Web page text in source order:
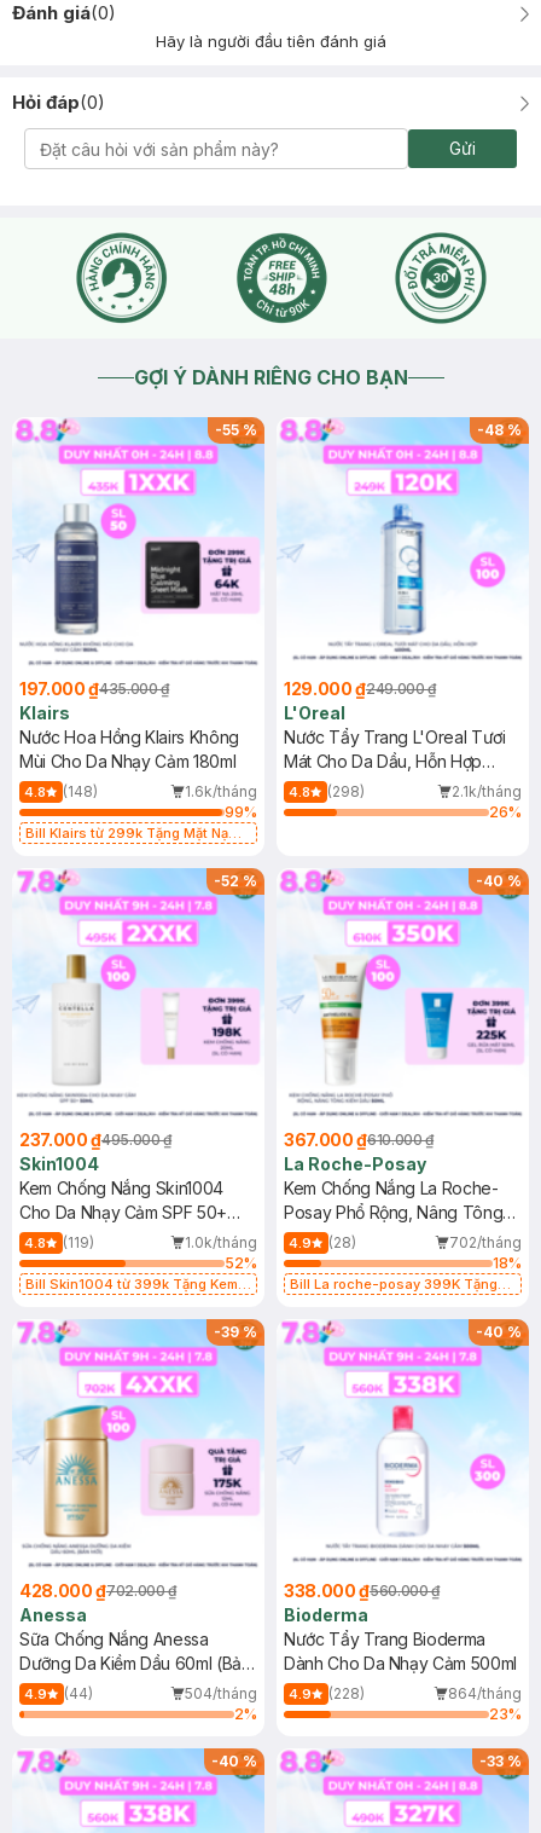
Đánh giá(0)
Hãy là người đầu tiên đánh giá
Hỏi đáp(0)
Gửi
GỢI Ý DÀNH RIÊNG CHO BẠN
-55%
197.000 ₫435.000 ₫
Klairs
Nước Hoa Hồng Klairs Không
Mùi Cho Da Nhạy Cảm 180ml
4.8 (148)
1.6k/tháng
99%
Bill Klairs từ 299k Tặng Mặt Nạ
25ml (SL Có Hạn)
-48%
129.000 ₫249.000 ₫
L'Oreal
Nước Tẩy Trang L'Oreal Tươi
Mát Cho Da Dầu, Hỗn Hợp
400ml
4.8 (298)
2.1k/tháng
26%
-52%
237.000 ₫495.000 ₫
Skin1004
Kem Chống Nắng Skin1004
Cho Da Nhạy Cảm SPF 50+
50ml
4.8 (119)
1.0k/tháng
52%
Bill Skin1004 từ 399k Tặng Kem
SPF 50+ 20ml (SL Có Hạn)
-40%
367.000 ₫610.000 ₫
La Roche-Posay
Kem Chống Nắng La Roche-
Posay Phổ Rộng, Nâng Tông
Kiềm Dầu 50ml
4.9 (28)
702/tháng
18%
Bill La roche-posay 399K Tặng
(SL có hạn)
-39%
428.000 ₫702.000 ₫
Anessa
Sữa Chống Nắng Anessa
Dưỡng Da Kiềm Dầu 60ml (Bản
Mới)
4.9 (44)
504/tháng
2%
-40%
338.000 ₫560.000 ₫
Bioderma
Nước Tẩy Trang Bioderma
Dành Cho Da Nhạy Cảm 500ml
4.9 (228)
864/tháng
23%
-40% -33%